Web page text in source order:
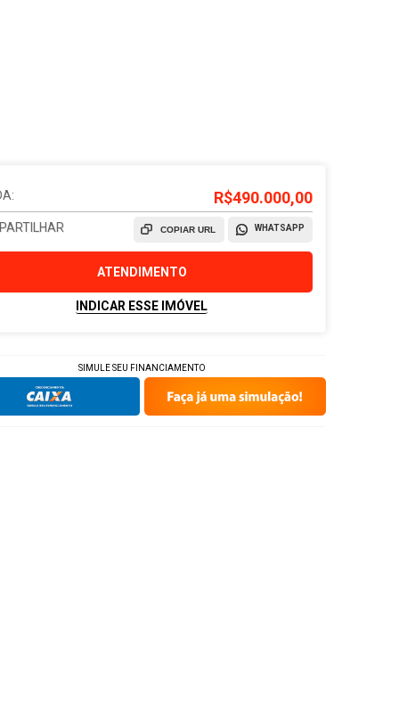
R$490.000,00
WHATSAPP
COPIAR URL
ATENDIMENTO
INDICAR ESSE IMÓVEL
SIMULE SEU FINANCIAMENTO